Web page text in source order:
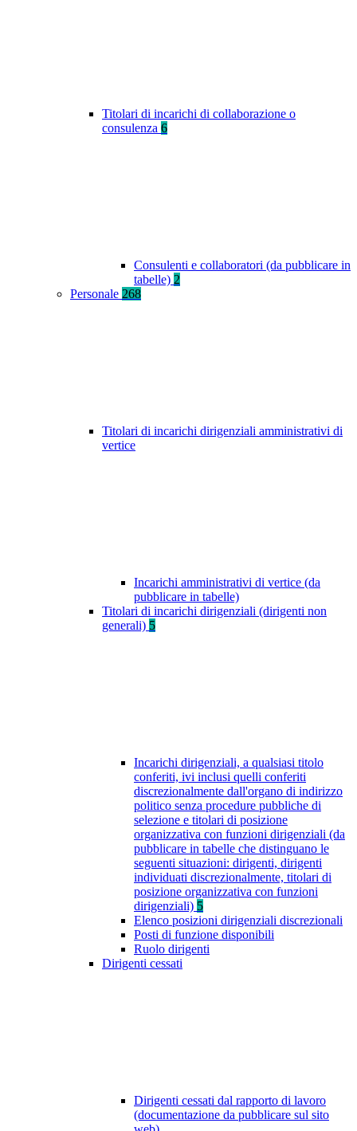
Titolari di incarichi di collaborazione o
consulenza 6
Consulenti e collaboratori (da pubblicare in
tabelle) 2
Personale 268
Titolari di incarichi dirigenziali amministrativi di
vertice
Incarichi amministrativi di vertice (da
pubblicare in tabelle)
Titolari di incarichi dirigenziali (dirigenti non
generali) 5
Incarichi dirigenziali, a qualsiasi titolo
conferiti, ivi inclusi quelli conferiti
discrezionalmente dall'organo di indirizzo
politico senza procedure pubbliche di
selezione e titolari di posizione
organizzativa con funzioni dirigenziali (da
pubblicare in tabelle che distinguano le
seguenti situazioni: dirigenti, dirigenti
individuati discrezionalmente, titolari di
posizione organizzativa con funzioni
dirigenziali) 5
Elenco posizioni dirigenziali discrezionali
Posti di funzione disponibili
Ruolo dirigenti
Dirigenti cessati
Dirigenti cessati dal rapporto di lavoro
(documentazione da pubblicare sul sito